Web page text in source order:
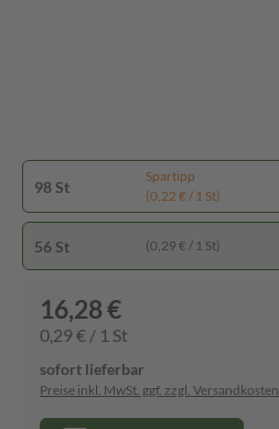
98 St
Spartipp
(0,22 € / 1 St)
56 St (0,29 € / 1 St)
16,28 €
0,29 € / 1 St
sofort lieferbar
Preise inkl. MwSt. ggf. zzgl. Versandkosten